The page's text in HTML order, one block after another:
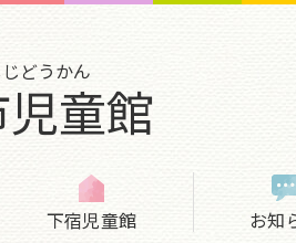
どうかん
童館
下宿児童館 お知